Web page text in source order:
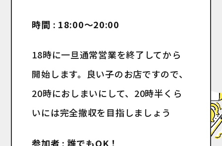
時間 : 18:00〜20:00
18時に一旦通常営業を終了してから
開始します。良い子のお店ですので、
20時におしまいにして、20時半くら
いには完全撤収を目指しましょう
参加者 : 誰でもOK！